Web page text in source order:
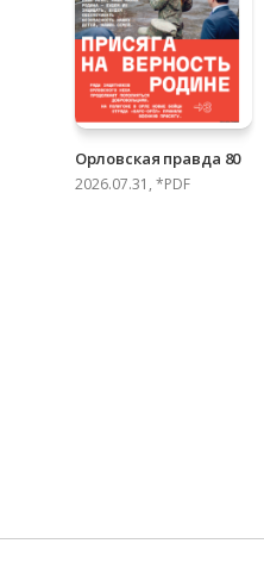
Орловская правда 80
2026.07.31, *PDF